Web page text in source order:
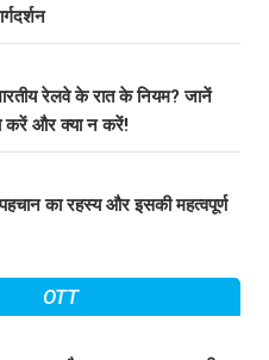
रेलवे के रात के नियम? जानें
करें और क्या न करें!
का रहस्य और इसकी महत्वपूर्ण
OTT